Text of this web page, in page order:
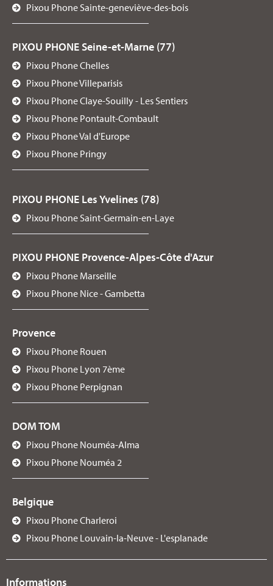
Pixou Phone Sainte-geneviève-des-bois
PIXOU PHONE Seine-et-Marne (77)
Pixou Phone Chelles
Pixou Phone Villeparisis
Pixou Phone Claye-Souilly - Les Sentiers
Pixou Phone Pontault-Combault
Pixou Phone Val d'Europe
Pixou Phone Pringy
PIXOU PHONE Les Yvelines (78)
Pixou Phone Saint-Germain-en-Laye
PIXOU PHONE Provence-Alpes-Côte d'Azur
Pixou Phone Marseille
Pixou Phone Nice - Gambetta
Provence
Pixou Phone Rouen
Pixou Phone Lyon 7ème
Pixou Phone Perpignan
DOM TOM
Pixou Phone Nouméa-Alma
Pixou Phone Nouméa 2
Belgique
Pixou Phone Charleroi
Pixou Phone Louvain-la-Neuve - L'esplanade
Informations